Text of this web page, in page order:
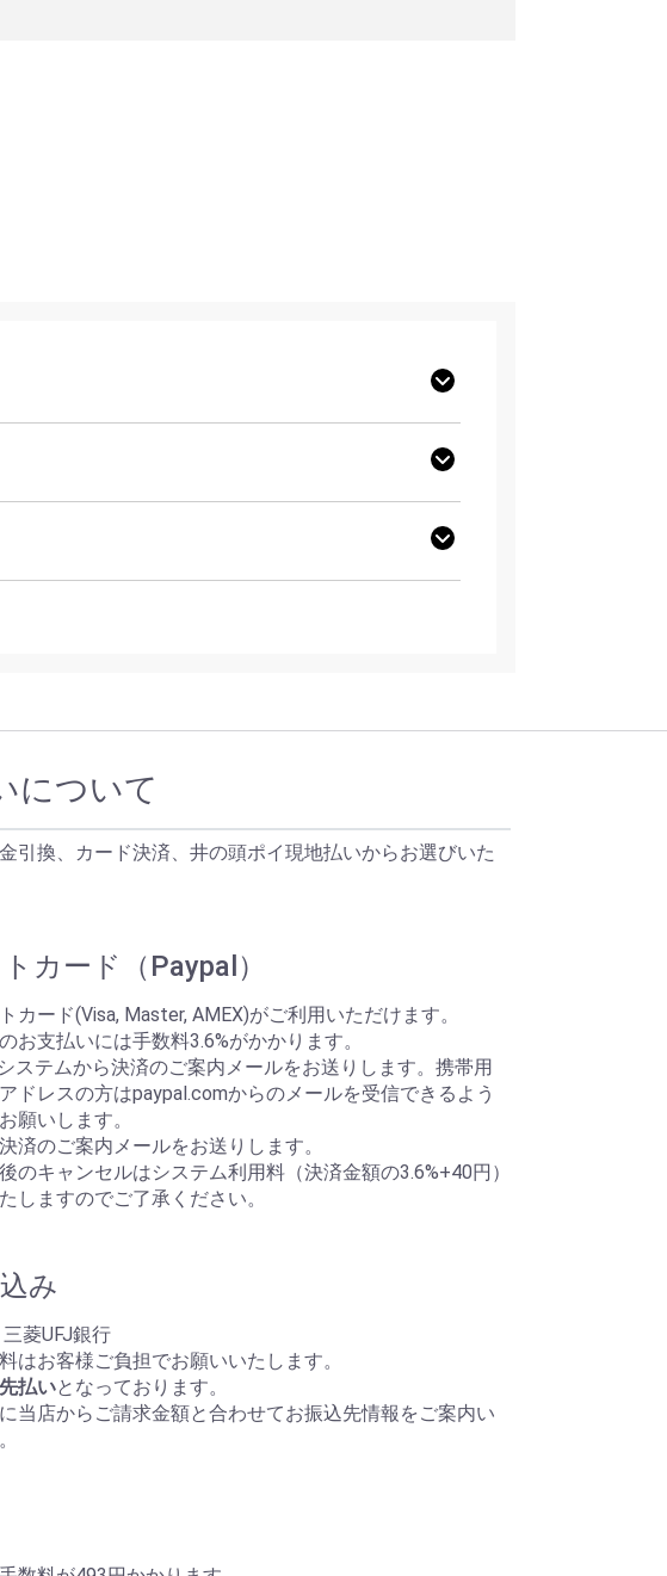
について
引換、カード決済、井の頭ポイ現地払いからお選びいた
カード（Paypal）
カード(Visa, Master, AMEX)がご利用いただけます。
お支払いには手数料3.6%がかかります。
ステムから決済のご案内メールをお送りします。携帯用
ドレスの方はpaypal.comからのメールを受信できるよう
願いします。
済のご案内メールをお送りします。
のキャンセルはシステム利用料（決済金額の3.6%+40円）
しますのでご了承ください。
み
菱UFJ銀行
はお客様ご負担でお願いいたします。
払いとなっております。
当店からご請求金額と合わせてお振込先情報をご案内い